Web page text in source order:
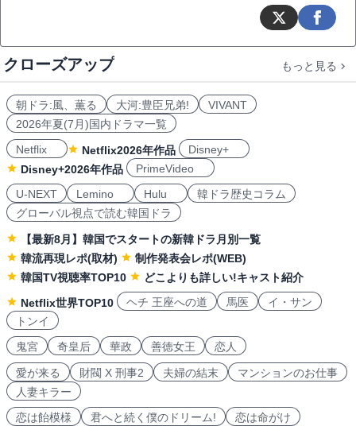
クローズアップ もっと見る
朝ドラ:風、薫る 大河:豊臣兄弟!
VIVANT
2026年夏(7月)国内ドラマ一覧
Netflix
Netflix2026年作品
Disney+
Disney+2026年作品
PrimeVideo
U-NEXT
Lemino Hulu
韓ドラ歴史コラム
グローバル視点で読む韓国ドラ
【最新8月】韓国でスタートの新韓ドラ月別一覧
韓流再現レポ(取材)
制作発表会レポ(WEB)
韓国TV視聴率TOP10
どこよりも詳しい!キャスト紹介
Netflix世界TOP10
ヘチ 王座への道 馬医
イ・サン
トンイ
鬼宮
奇皇后 華政 善徳女王 恋人
愛が来る 財閥 X 刑事2 夫婦の結末
マンションのお仕事
人妻キラー
恋は飴模様
君へと続く僕のドリーム! 恋は命がけ